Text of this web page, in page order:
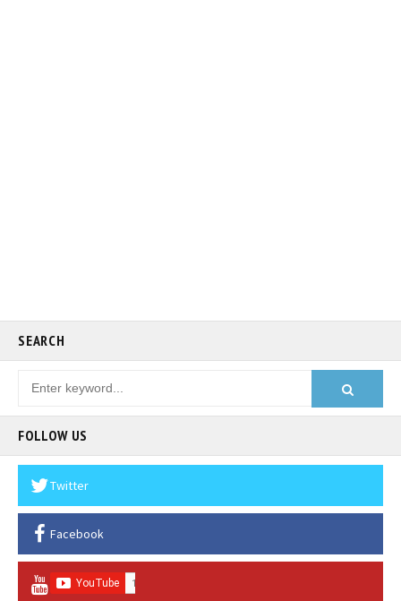
SEARCH
FOLLOW US
Twitter
Facebook